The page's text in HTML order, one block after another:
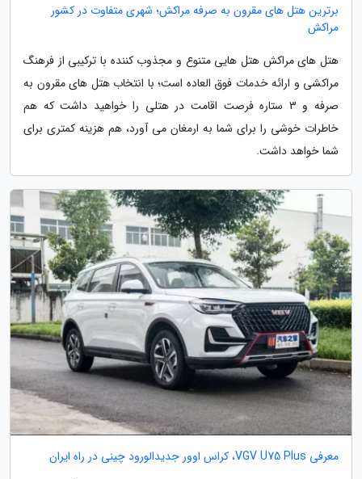
برترین هتل های مقرون به صرفه مراکش؛ شهری متفاوت در کشور
مراکش
هتل های مراکش هتل هایی متنوع و مجذوب کننده با ترکیبی از فرهنگ
مراکشی و ارائه خدمات فوق العاده است؛ با انتخاب هتل های مقرون به
صرفه و 3 ستاره فرصت اقامت در هتلی را خواهید داشت که هم
خاطرات خوشی را برای شما به ارمغان می آورد، هم هزینه کمتری برای
شما خواهد داشت.
معرفی VGV U75 Plus، کراس اوور جدیدالورود چینی در راه ایران